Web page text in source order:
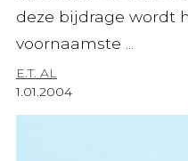
deze bijdrage wordt
voornaamste ...
E.T. AL
1.01.2004